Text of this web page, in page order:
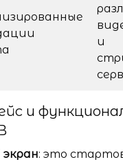
и
и
экран: это